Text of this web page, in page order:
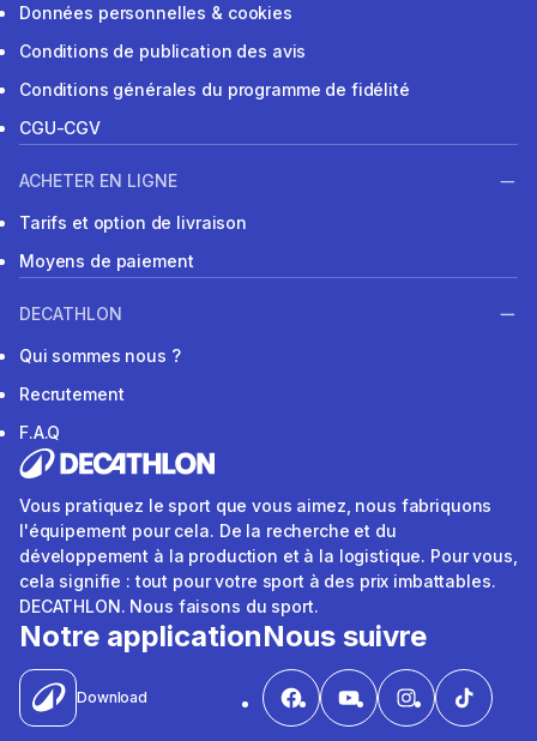
Données personnelles & cookies
Conditions de publication des avis
Conditions générales du programme de fidélité
CGU-CGV
ACHETER EN LIGNE
Tarifs et option de livraison
Moyens de paiement
DECATHLON
Qui sommes nous ?
Recrutement
F.A.Q
Vous pratiquez le sport que vous aimez, nous fabriquons
l'équipement pour cela. De la recherche et du
développement à la production et à la logistique. Pour vous,
cela signifie : tout pour votre sport à des prix imbattables.
DECATHLON. Nous faisons du sport.
Notre application
Download
Nous suivre